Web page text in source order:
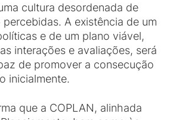
cultura desordenada de
A existência de um
e de um plano viável,
interações e avaliações, será
de promover a consecução
inicialmente.
que a COPLAN, alinhada